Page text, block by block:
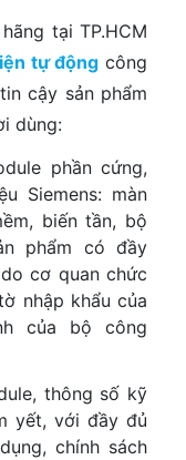
tại TP.HCM
tự động công
cậy sản phẩm
dùng:
phần cứng,
Siemens: màn
biến tần, bộ
phẩm có đầy
cơ quan chức
nhập khẩu của
của bộ công
thông số kỹ
yết, với đầy đủ
chính sách